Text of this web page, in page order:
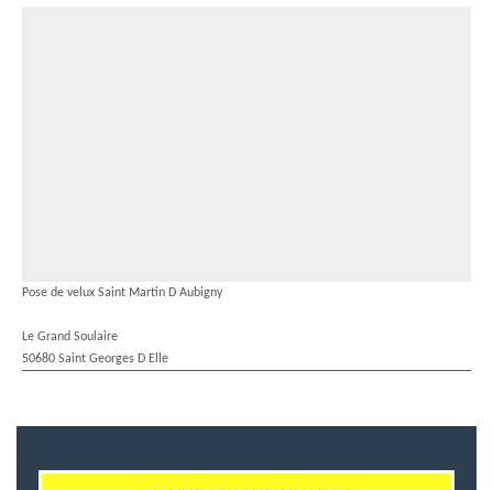
Pose de velux Saint Martin D Aubigny
Le Grand Soulaire
50680 Saint Georges D Elle